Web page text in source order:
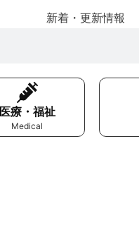
新着・更新情報
医療・福祉
Medical